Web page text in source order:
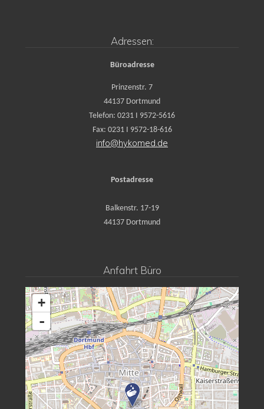
Adressen:
Büroadresse
Prinzenstr. 7
44137 Dortmund
Telefon: 0231 I 9572-5616
Fax: 0231 I 9572-18-616
info@hykomed.de
Postadresse
Balkenstr. 17-19
44137 Dortmund
Anfahrt Büro
+
-